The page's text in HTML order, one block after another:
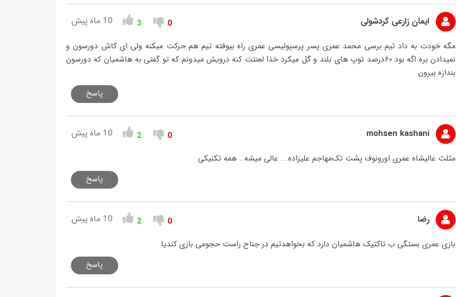
ایمان زارعی کردشولی 0
3 10 ماه پیش
مگه خودت به داد تیم برسی محمد عمری پسر پرسپولیسی عمری راه بیوفته تیم هم حرکت میکنه ولی ای کاش دورسون و
نمیدادن بره اگه بود ۶۰درصد توپ های بلند و گل میکرد خدا لعنتت کنه درویش میدونم که تو گفتی به هاشمیان که دورسون
بندازه بیرون
پاسخ
mohsen kashani
0
2 10 ماه پیش
مثلث عالیشاه عمری اورونوف پشت تک‌مهاجم علیزاده... عالی میشه.. همه تکنیکی
پاسخ
رضا 0
2 10 ماه پیش
بازی عمری بستگی ب تاکتیک هاشمیان دارد که بخواهدتیم در جناح راست حجومی بازی کندیا
پاسخ